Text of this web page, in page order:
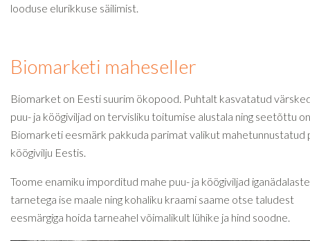
looduse elurikkuse säilimist.
Biomarketi maheseller
Biomarket on Eesti suurim ökopood. Puhtalt kasvatatud
puu- ja köögiviljad on tervisliku toitumise alustala ning seetõttu on
Biomarketi eesmärk pakkuda parimat valikut mahetunnustatud
köögivilju Eestis.
Toome enamiku imporditud mahe puu- ja köögiviljad iganädalaste
tarnetega ise maale ning kohaliku kraami saame otse taludest
eesmärgiga hoida tarneahel võimalikult lühike ja hind soodne.